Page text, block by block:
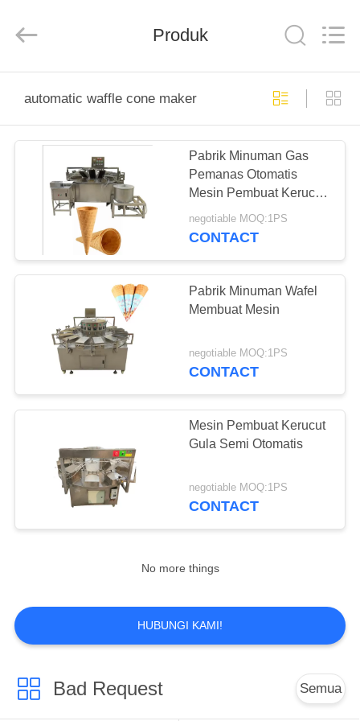
PRODUK
TENTANG
KAMI
TUR
KONTROL
KUALITAS
HUBUNGI
PERMINTAAN
PRIVACY
POLICY
Management
Services
Rights
Produk
automatic waffle cone maker
Pabrik Minuman Gas
Pemanas Otomatis
Mesin Pembuat Kerucut
Wafel
negotiable MOQ:1PS
CONTACT
Pabrik Minuman Wafel
Membuat Mesin
negotiable MOQ:1PS
CONTACT
Mesin Pembuat Kerucut
Gula Semi Otomatis
negotiable MOQ:1PS
CONTACT
No more things
HUBUNGI KAMI!
Bad Request Semua